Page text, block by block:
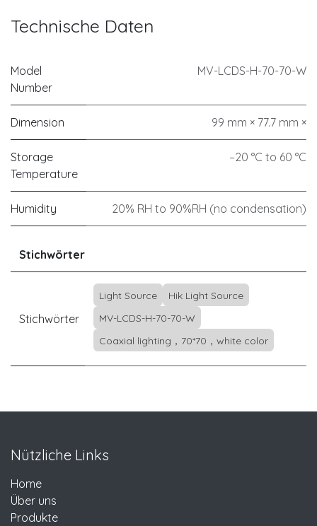
Technische Daten
Model
Number
MV-LCDS-H-70-70-W
Dimension 99 mm × 77.7 mm ×
Storage
Temperature
–20 °C to 60 °C
Humidity 20% RH to 90%RH (no condensation)
Stichwörter
Stichwörter
Light Source
Hik Light Source
MV-LCDS-H-70-70-W
Coaxial lighting，70*70，white color
Nützliche Links
Home
Über uns
Produkte